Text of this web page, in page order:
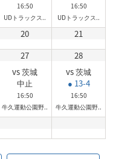
16:50
UDトラックス..
16:50
UDトラックス..
20
21
27
vs 茨城
中止
16:50
牛久運動公園野..
28
vs 茨城
● 13-4
16:50
牛久運動公園野..